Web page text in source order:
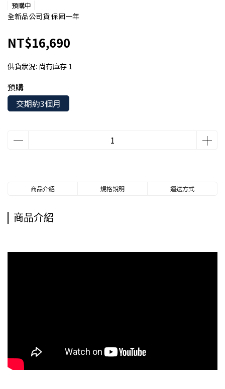
預購中
全新品公司貨 保固一年
NT$16,690
供貨狀況: 尚有庫存 1
預購
交期約3個月
商品介紹 規格說明 運送方式
商品介紹